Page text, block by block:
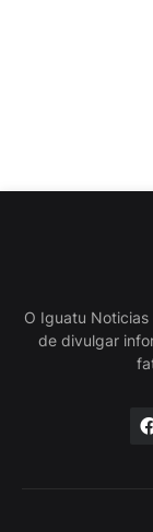
O Iguatu
de divulgar